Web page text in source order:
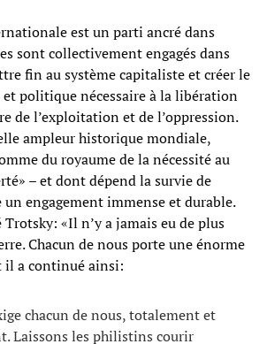
est un parti ancré dans
sont collectivement engagés dans
fin au système capitaliste et créer le
et politique nécessaire à la libération
de l’exploitation et de l’oppression.
ampleur historique mondiale,
du royaume de la nécessité au
– et dont dépend la survie de
un engagement immense et durable.
Trotsky: «Il n’y a jamais eu de plus
Chacun de nous porte une énorme
il a continué ainsi:
chacun de nous, totalement et
Laissons les philistins courir